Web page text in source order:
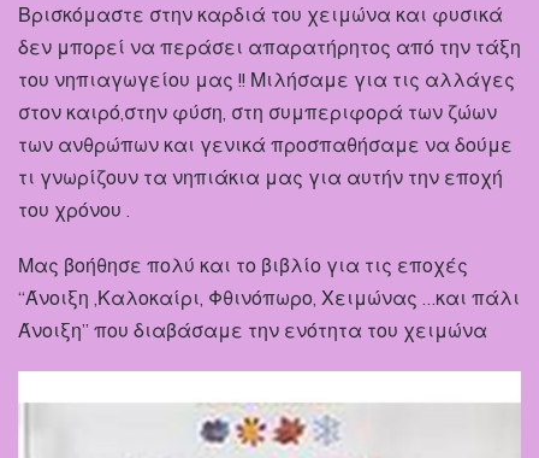
Βρισκόμαστε στην καρδιά του χειμώνα και φυσικά
δεν μπορεί να περάσει απαρατήρητος από την τάξη
του νηπιαγωγείου μας !! Μιλήσαμε για τις αλλάγες
στον καιρό,στην φύση, στη συμπεριφορά των ζώων
των ανθρώπων και γενικά προσπαθήσαμε να δούμε
τι γνωρίζουν τα νηπιάκια μας για αυτήν την εποχή
του χρόνου .
Μας βοήθησε πολύ και το βιβλίο για τις εποχές
“Άνοιξη ,Καλοκαίρι, Φθινόπωρο, Χειμώνας …και πάλι
Άνοιξη” που διαβάσαμε την ενότητα του χειμώνα